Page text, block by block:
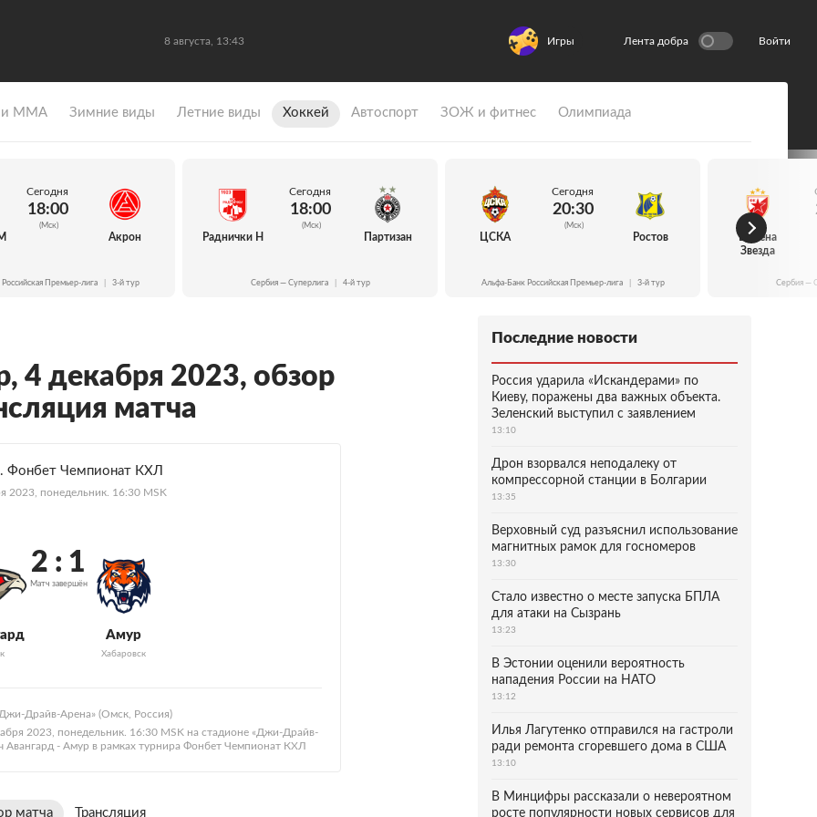
8 августа, 13:43 Игры Лента добра Войти
и ММА Зимние виды Летние виды Хоккей Автоспорт ЗОЖ и фитнес Олимпиада
Сегодня
18:00
(Мск)
Акрон
Премьер-лига 3-й тур
Раднички Н
Сегодня
18:00
(Мск)
Партизан
Сербия — Суперлига 4-й тур
ЦСКА
Сегодня
20:30
(Мск)
Ростов
Альфа-Банк Российская Премьер-лига 3-й тур
Црвена
Звезда
Сербия —
4 декабря 2023, обзор
матча
Фонбет Чемпионат КХЛ
2023, понедельник. 16:30 MSK
2 : 1
Матч завершён
Амур
Хабаровск
Драйв-Арена» (Омск, Россия)
2023, понедельник. 16:30 MSK на стадионе «Джи-Драйв-
Авангард - Амур в рамках турнира Фонбет Чемпионат КХЛ
матча Трансляция
Последние новости
Россия ударила «Искандерами» по
Киеву, поражены два важных объекта.
Зеленский выступил с заявлением
13:10
Дрон взорвался неподалеку от
компрессорной станции в Болгарии
13:35
Верховный суд разъяснил использование
магнитных рамок для госномеров
13:30
Стало известно о месте запуска БПЛА
для атаки на Сызрань
13:23
В Эстонии оценили вероятность
нападения России на НАТО
13:12
Илья Лагутенко отправился на гастроли
ради ремонта сгоревшего дома в США
13:10
В Минцифры рассказали о невероятном
росте популярности новых сервисов для